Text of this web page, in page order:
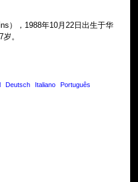
），1988年10月22日出生于华
。
Deutsch Italiano Português